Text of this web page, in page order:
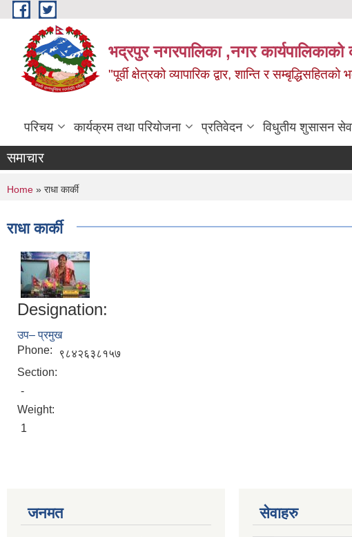
Skip to main content
भद्रपुर नगरपालिका ,नगर कार्यपालिकाको
"पूर्वी क्षेत्रको व्यापारिक द्वार, शान्ति र
परिचय कार्यक्रम तथा परियोजना प्रतिवेदन विधुतीय शुसासन
समाचार
You are here
Home » राधा कार्की
राधा कार्की
Designation:
उप– प्रमुख
Phone:
९८४२६३८१५७
Section:
-
Weight:
1
जनमत सेवाहरु